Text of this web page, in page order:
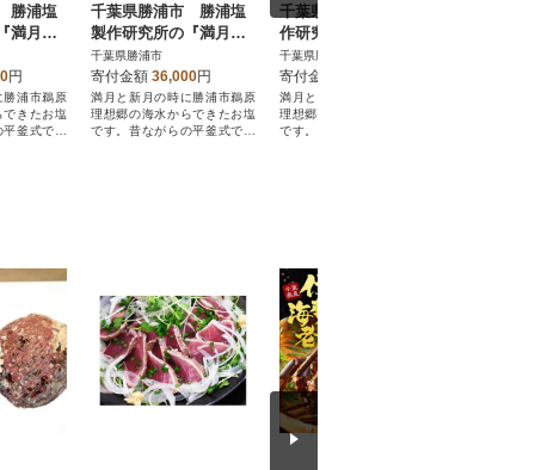
勝浦塩
満月の
セット
円
勝浦市鵜原
きたお塩
釜式で真
千葉県勝浦市 勝浦塩
製作研究所の『満月の
刻』100gと『新月の
煌』100g 各3個セット
千葉県勝浦市
寄付金額 36,000円
満月と新月の時に勝浦市鵜原
理想郷の海水からできたお塩
です。昔ながらの平釜式で真
千葉県勝浦市 勝浦塩製
作研究所の『満月の
刻』45gと『新月の
煌』45g 各10個セット
千葉県勝浦市
寄付金額
満月と新月の時に勝浦市鵜原
理想郷の海水からできたお塩
です。昔ながらの平釜式で真